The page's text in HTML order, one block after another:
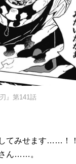
』第141話
てみせます……！！
ん……。